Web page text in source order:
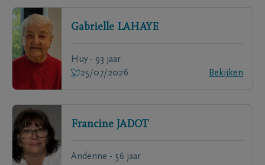
Gabrielle LAHAYE
Huy - 93 jaar
25/07/2026
Bekijken
Francine JADOT
Andenne - 56 jaar